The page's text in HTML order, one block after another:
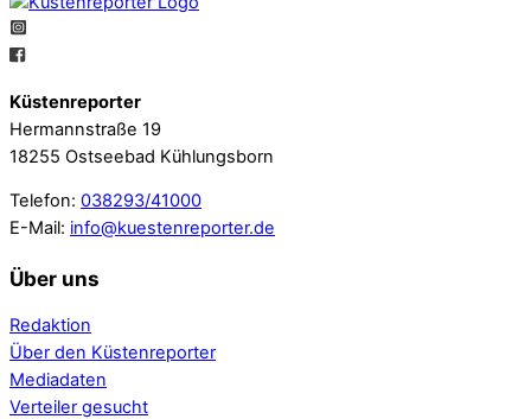
Küstenreporter
Hermannstraße 19
18255 Ostseebad Kühlungsborn
Telefon: 038293/41000
E-Mail: info@kuestenreporter.de
Über uns
Redaktion
Über den Küstenreporter
Mediadaten
Verteiler gesucht